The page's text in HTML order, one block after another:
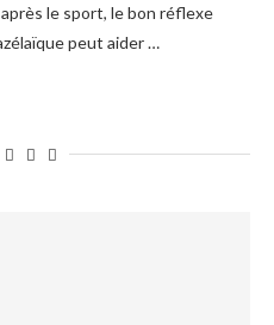
le sport, le bon réflexe
peut aider …